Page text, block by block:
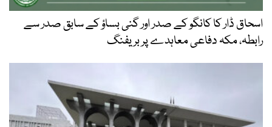
اسحاق ڈار کا کانگو کے صدر اور گنی بساؤ کے سابق صدر سے
رابطہ، مکہ دفاعی معاہدے پر بریفنگ